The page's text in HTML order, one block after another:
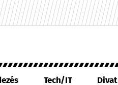
Tech/IT Divat